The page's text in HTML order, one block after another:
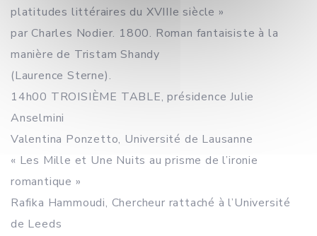
platitudes littéraires du XVIIIe siècle »
par Charles Nodier. 1800. Roman fantaisiste à la
manière de Tristam Shandy
(Laurence Sterne).
14h00 TROISIÈME TABLE, présidence Julie
Anselmini
Valentina Ponzetto, Université de Lausanne
« Les Mille et Une Nuits au prisme de l’ironie
romantique »
Rafika Hammoudi, Chercheur rattaché à l’Université
de Leeds